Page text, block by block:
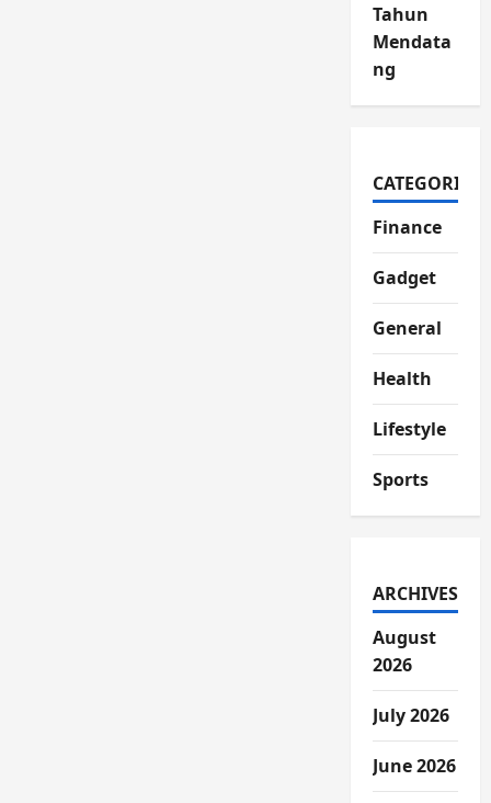
Tahun
Mendata
ng
CATEGORIES
Finance
Gadget
General
Health
Lifestyle
Sports
ARCHIVES
August
2026
July 2026
June 2026